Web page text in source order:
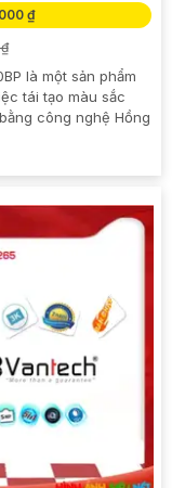
₫
là một sản phẩm
tái tạo màu sắc
công nghệ Hồng